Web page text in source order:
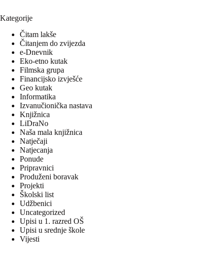
Kategorije
Čitam lakše
Čitanjem do zvijezda
e-Dnevnik
Eko-etno kutak
Filmska grupa
Financijsko izvješće
Geo kutak
Informatika
Izvanučionička nastava
Knjižnica
LiDraNo
Naša mala knjižnica
Natječaji
Natjecanja
Ponude
Pripravnici
Produženi boravak
Projekti
Školski list
Udžbenici
Uncategorized
Upisi u 1. razred OŠ
Upisi u srednje škole
Vijesti